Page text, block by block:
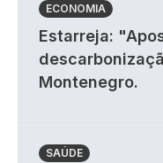
ECONOMIA
Estarreja:
Montenegro.
SAÚDE